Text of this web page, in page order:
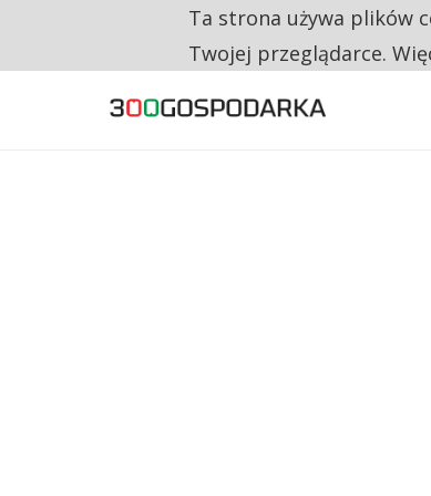
RESTRYKCJE CHIN UDERZAJĄ W
Ta strona używa plików
Twojej przeglądarce.